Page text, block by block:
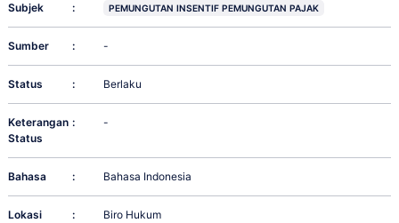
Subjek : PEMUNGUTAN INSENTIF PEMUNGUTAN PAJAK
Sumber : -
Status : Berlaku
Keterangan
Status
: -
Bahasa : Bahasa Indonesia
Lokasi : Biro Hukum